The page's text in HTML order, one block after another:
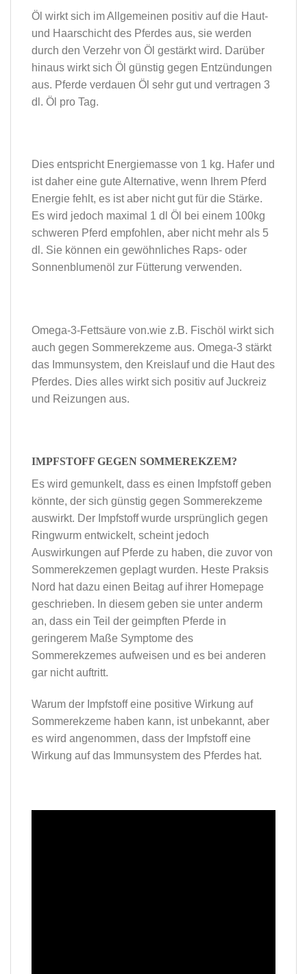
Öl wirkt sich im Allgemeinen positiv auf die Haut-
und Haarschicht des Pferdes aus, sie werden
durch den Verzehr von Öl gestärkt wird. Darüber
hinaus wirkt sich Öl günstig gegen Entzündungen
aus. Pferde verdauen Öl sehr gut und vertragen 3
dl. Öl pro Tag.
Dies entspricht Energiemasse von 1 kg. Hafer und
ist daher eine gute Alternative, wenn Ihrem Pferd
Energie fehlt, es ist aber nicht gut für die Stärke.
Es wird jedoch maximal 1 dl Öl bei einem 100kg
schweren Pferd empfohlen, aber nicht mehr als 5
dl. Sie können ein gewöhnliches Raps- oder
Sonnenblumenöl zur Fütterung verwenden.
Omega-3-Fettsäure von.wie z.B. Fischöl wirkt sich
auch gegen Sommerekzeme aus. Omega-3 stärkt
das Immunsystem, den Kreislauf und die Haut des
Pferdes. Dies alles wirkt sich positiv auf Juckreiz
und Reizungen aus.
IMPFSTOFF GEGEN SOMMEREKZEM?
Es wird gemunkelt, dass es einen Impfstoff geben
könnte, der sich günstig gegen Sommerekzeme
auswirkt. Der Impfstoff wurde ursprünglich gegen
Ringwurm entwickelt, scheint jedoch
Auswirkungen auf Pferde zu haben, die zuvor von
Sommerekzemen geplagt wurden. Heste Praksis
Nord hat dazu einen Beitag auf ihrer Homepage
geschrieben. In diesem geben sie unter anderm
an, dass ein Teil der geimpften Pferde in
geringerem Maße Symptome des
Sommerekzemes aufweisen und es bei anderen
gar nicht auftritt.
Warum der Impfstoff eine positive Wirkung auf
Sommerekzeme haben kann, ist unbekannt, aber
es wird angenommen, dass der Impfstoff eine
Wirkung auf das Immunsystem des Pferdes hat.